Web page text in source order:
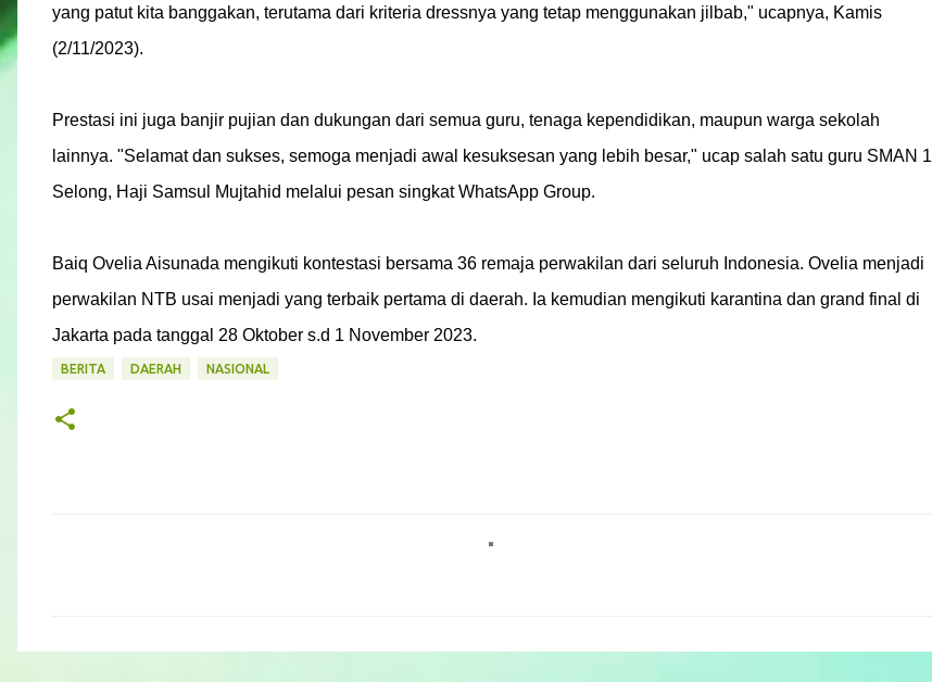
yang patut kita banggakan, terutama dari kriteria dressnya yang tetap menggunakan jilbab," ucapnya, Kamis
(2/11/2023).
Prestasi ini juga banjir pujian dan dukungan dari semua guru, tenaga kependidikan, maupun warga sekolah
lainnya. "Selamat dan sukses, semoga menjadi awal kesuksesan yang lebih besar," ucap salah satu guru SMAN 1
Selong, Haji Samsul Mujtahid melalui pesan singkat WhatsApp Group.
Baiq Ovelia Aisunada mengikuti kontestasi bersama 36 remaja perwakilan dari seluruh Indonesia. Ovelia menjadi
perwakilan NTB usai menjadi yang terbaik pertama di daerah. Ia kemudian mengikuti karantina dan grand final di
Jakarta pada tanggal 28 Oktober s.d 1 November 2023.
BERITA DAERAH NASIONAL